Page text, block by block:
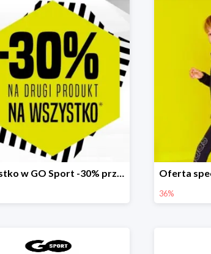
Wszystko w GO Sport -30% przy zakupie dwóch produktów
36%